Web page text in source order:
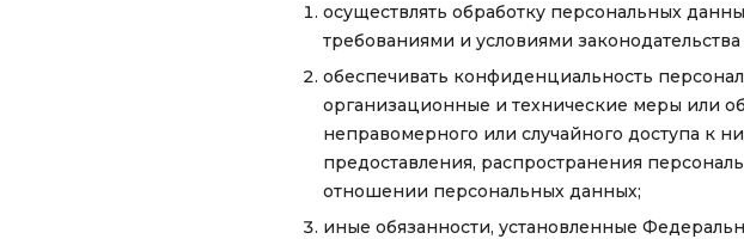
осуществлять обработку персональных
требованиями и условиями
обеспечивать конфиденциальность
организационные и технические меры или
неправомерного или случайного доступа к
предоставления, распространения
отношении персональных данных;
иные обязанности, установленные